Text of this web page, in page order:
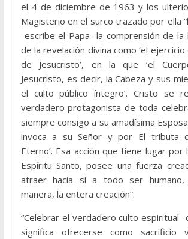
el 4 de diciembre de 1963 y los
Magisterio en el surco trazado por ella
-escribe el Papa- la comprensión de la
de la revelación divina como ‘el
de Jesucristo’, en la que ‘el
Jesucristo, es decir, la Cabeza y sus
el culto público íntegro’. Cristo se
verdadero protagonista de toda
siempre consigo a su amadísima
invoca a su Señor y por El tributa
Eterno’. Esa acción que tiene lugar por
Espíritu Santo, posee una fuerza
atraer hacia sí a todo ser
manera, la entera creación”.
“Celebrar el verdadero culto espiritual -
significa ofrecerse como sacrificio